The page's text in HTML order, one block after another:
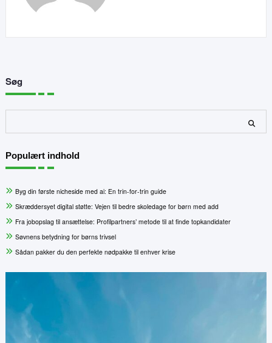
Søg
Populært indhold
Byg din første nicheside med ai: En trin-for-trin guide
Skræddersyet digital støtte: Vejen til bedre skoledage for børn med add
Fra jobopslag til ansættelse: Profilpartners’ metode til at finde topkandidater
Søvnens betydning for børns trivsel
Sådan pakker du den perfekte nødpakke til enhver krise